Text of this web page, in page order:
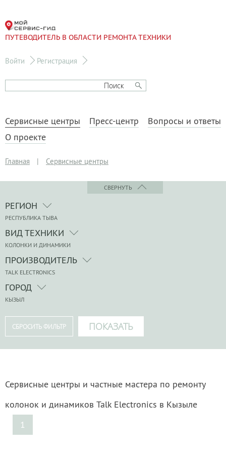
ПУТЕВОДИТЕЛЬ В ОБЛАСТИ РЕМОНТА ТЕХНИКИ
Войти Регистрация
Сервисные центры Пресс-центр
Вопросы и ответы
О проекте
Главная | Сервисные центры
СВЕРНУТЬ
РЕГИОН
РЕСПУБЛИКА ТЫВА
ВИД ТЕХНИКИ
КОЛОНКИ И ДИНАМИКИ
ПРОИЗВОДИТЕЛЬ
TALK ELECTRONICS
ГОРОД
КЫЗЫЛ
Сервисные центры и частные мастера по ремонту
колонок и динамиков Talk Electronics в Кызыле
1